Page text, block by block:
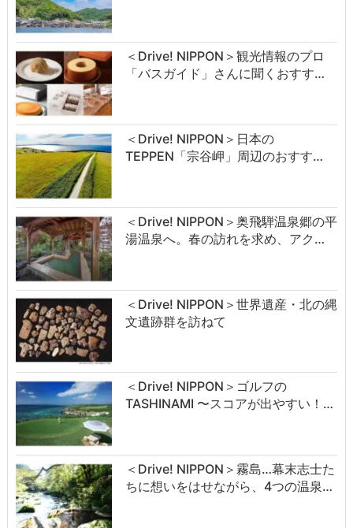
＜Drive! NIPPON＞観光情報のプロ
「バスガイド」さんに聞くおすす…
＜Drive! NIPPON＞日本の
TEPPEN「宗谷岬」周辺のおすす…
＜Drive! NIPPON＞奥飛騨温泉郷の平
湯温泉へ。春の訪れを求め、アク…
＜Drive! NIPPON＞世界遺産・北の縄
文遺跡群を訪ねて
＜Drive! NIPPON＞ゴルフの
TASHINAMI 〜スコアが出やすい！…
＜Drive! NIPPON＞霧島…幕末志士た
ちに想いをはせながら、4つの温泉…